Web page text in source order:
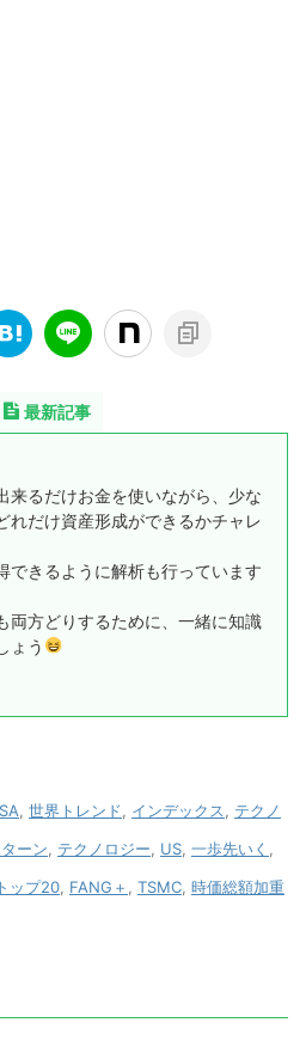
最新記事
来るだけお金を使いながら、少な
れだけ資産形成ができるかチャレ
できるように解析も行っています
両方どりするために、一緒に知識
ょう
世界トレンド インデックス
テクノ
ターン テクノロジー US 一歩先いく
トップ20 FANG＋ TSMC 時価総額加重